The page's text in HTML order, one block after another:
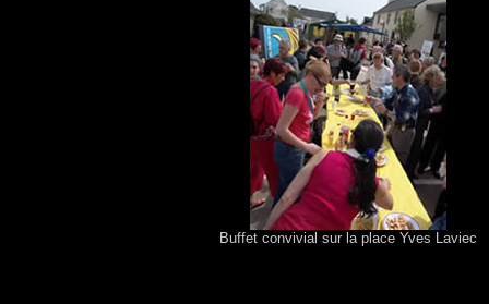
Buffet convivial sur la place Yves Laviec